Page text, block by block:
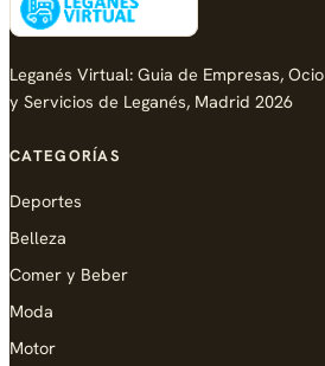
Leganés Virtual: Guia de Empresas, Ocio
y Servicios de Leganés, Madrid 2026
CATEGORÍAS
Deportes
Belleza
Comer y Beber
Moda
Motor